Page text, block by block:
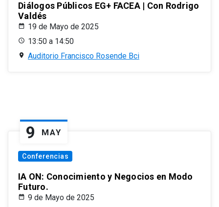
Diálogos Públicos EG+ FACEA | Con Rodrigo
Valdés
19 de Mayo de 2025
13:50 a 14:50
Auditorio Francisco Rosende Bci
9 MAY
Conferencias
IA ON: Conocimiento y Negocios en Modo
Futuro.
9 de Mayo de 2025